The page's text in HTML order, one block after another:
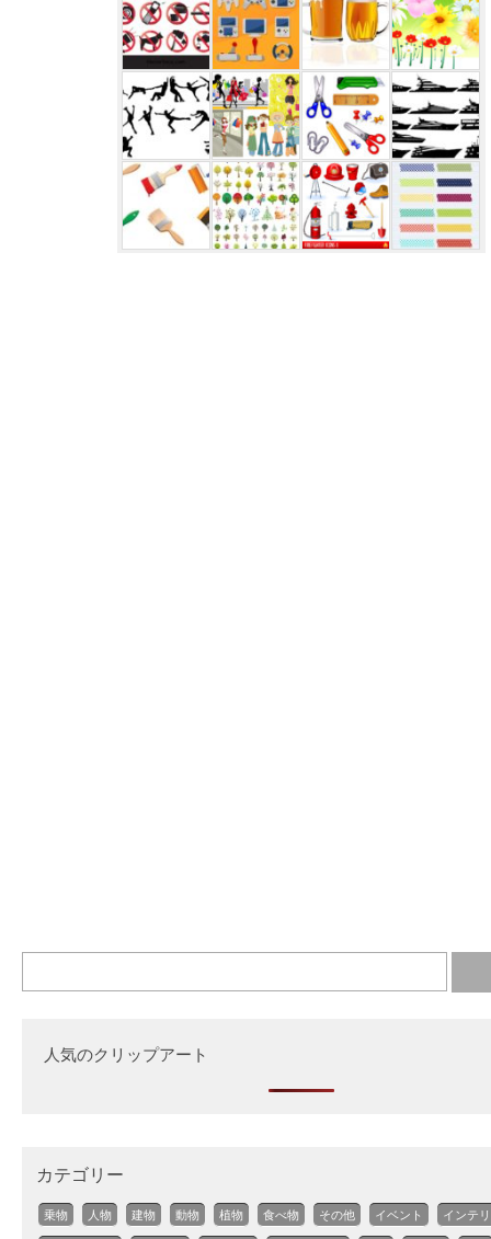
人気のクリップアート
カテゴリー
乗物 人物 建物 動物 植物 食べ物 その他 イベント インテ